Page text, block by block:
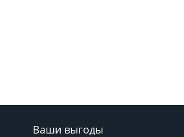
Ваши выгоды